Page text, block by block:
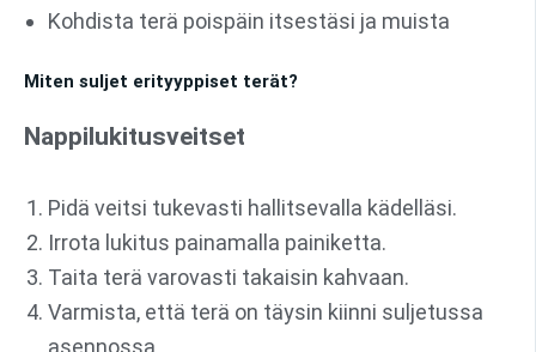
Kohdista terä poispäin itsestäsi ja muista
Miten suljet erityyppiset terät?
Nappilukitusveitset
Pidä veitsi tukevasti hallitsevalla kädelläsi.
Irrota lukitus painamalla painiketta.
Taita terä varovasti takaisin kahvaan.
Varmista, että terä on täysin kiinni suljetussa